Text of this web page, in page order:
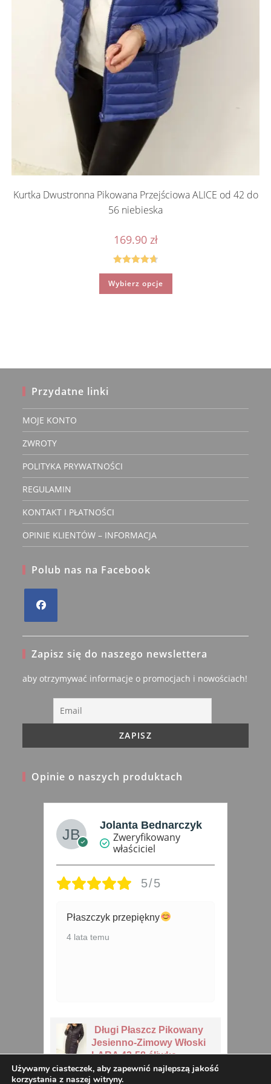
Kurtka Dwustronna Pikowana Przejściowa ALICE od 42 do
56 niebieska
169.90 zł
Oceniono
4.75na 5
Wybierz opcje
Ten
ma
Przydatne linki
MOJE KONTO
ZWROTY
POLITYKA PRYWATNOŚCI
REGULAMIN
KONTAKT I PŁATNOŚCI
OPINIE KLIENTÓW – INFORMACJA
Polub nas na Facebook
a
new
Zapisz się do naszego newslettera
aby otrzymywać informacje o promocjach i nowościach!
Opinie o naszych produktach
Jolanta Bednarczyk
Zweryfikowany
właściciel
5/5
Płaszczyk przepiękny
4 lata temu
Długi Płaszcz Pikowany
Jesienno-Zimowy Włoski
LARA 42-58 śliwka
Używamy ciasteczek, aby zapewnić najlepszą jakość
korzystania z naszej witryny.